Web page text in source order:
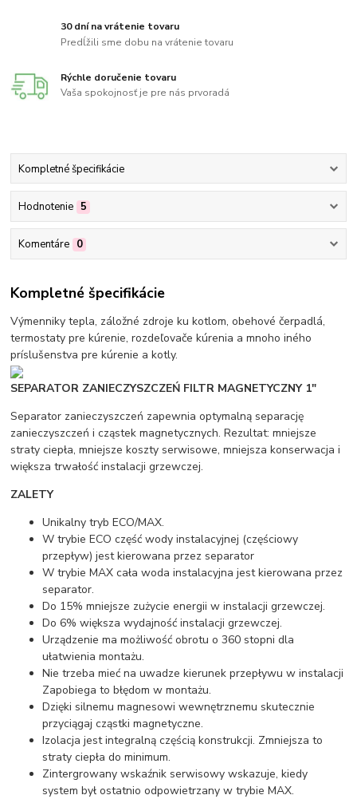
30 dní na vrátenie tovaru
Predĺžili sme dobu na vrátenie tovaru
Rýchle doručenie tovaru
Vaša spokojnosť je pre nás prvoradá
Kompletné špecifikácie
Hodnotenie 5
Komentáre 0
Kompletné špecifikácie
Výmenniky tepla, záložné zdroje ku kotlom, obehové čerpadlá,
termostaty pre kúrenie, rozdeľovače kúrenia a mnoho iného
príslušenstva pre kúrenie a kotly.
SEPARATOR ZANIECZYSZCZEŃ FILTR MAGNETYCZNY 1"
Separator zanieczyszczeń zapewnia optymalną separację
zanieczyszczeń i cząstek magnetycznych. Rezultat: mniejsze
straty ciepła, mniejsze koszty serwisowe, mniejsza konserwacja i
większa trwałość instalacji grzewczej.
ZALETY
Unikalny tryb ECO/MAX.
W trybie ECO część wody instalacyjnej (częściowy
przepływ) jest kierowana przez separator
W trybie MAX cała woda instalacyjna jest kierowana przez
separator.
Do 15% mniejsze zużycie energii w instalacji grzewczej.
Do 6% większa wydajność instalacji grzewczej.
Urządzenie ma możliwość obrotu o 360 stopni dla
ułatwienia montażu.
Nie trzeba mieć na uwadze kierunek przepływu w instalacji
Zapobiega to błędom w montażu.
Dzięki silnemu magnesowi wewnętrznemu skutecznie
przyciągaj cząstki magnetyczne.
Izolacja jest integralną częścią konstrukcji. Zmniejsza to
straty ciepła do minimum.
Zintergrowany wskaźnik serwisowy wskazuje, kiedy
system był ostatnio odpowietrzany w trybie MAX.